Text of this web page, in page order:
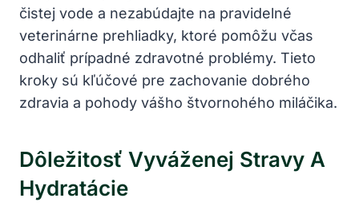
čistej vode a nezabúdajte na pravidelné
veterinárne prehliadky, ktoré pomôžu včas
odhaliť prípadné zdravotné problémy. Tieto
kroky sú kľúčové pre zachovanie dobrého
zdravia a pohody vášho štvornohého miláčika.
Dôležitosť Vyváženej Stravy A
Hydratácie